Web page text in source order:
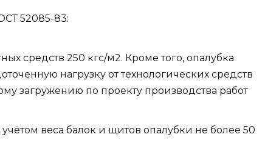
52085-83:
средств 250 кгс/м2. Кроме того, опалубка
нагрузку от технологических средств
загружению по проекту производства работ
веса балок и щитов опалубки не более 50